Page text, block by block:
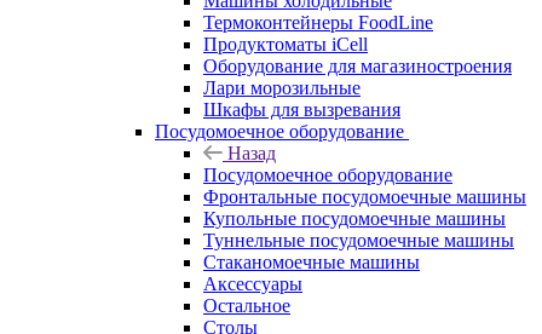
Термоконтейнеры FoodLine
Продуктоматы iCell
Оборудование для магазиностроения
Лари морозильные
Шкафы для вызревания
Посудомоечное оборудование
Назад
Посудомоечное оборудование
Фронтальные посудомоечные машины
Купольные посудомоечные машины
Туннельные посудомоечные машины
Стаканомоечные машины
Аксессуары
Остальное
Столы